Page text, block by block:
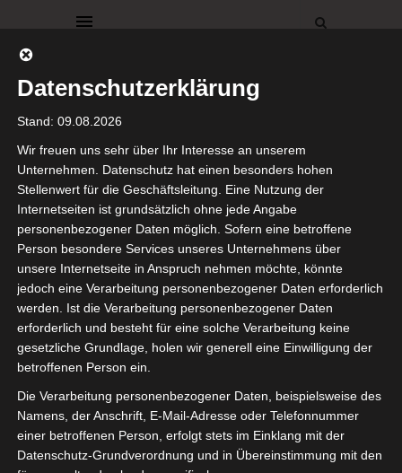
FEIERLICHKEITEN RÖDA HUS
Frohe
Weihnachten
ich wünsche euch ein schönes
Weihnachtsfest, besinnliche und
glückliche Tage mit euren
Datenschutzerklärung
Stand: 09.08.2026
Wir freuen uns sehr über Ihr Interesse an unserem
Unternehmen. Datenschutz hat einen besonders hohen
Stellenwert für die Geschäftsleitung. Eine Nutzung der
Internetseiten ist grundsätzlich ohne jede Angabe
personenbezogener Daten möglich. Sofern eine betroffene
Person besondere Services unseres Unternehmens über
unsere Internetseite in Anspruch nehmen möchte, könnte
jedoch eine Verarbeitung personenbezogener Daten erforderlich
werden. Ist die Verarbeitung personenbezogener Daten
erforderlich und besteht für eine solche Verarbeitung keine
gesetzliche Grundlage, holen wir generell eine Einwilligung der
betroffenen Person ein.
Die Verarbeitung personenbezogener Daten, beispielsweise des
Namens, der Anschrift, E-Mail-Adresse oder Telefonnummer
einer betroffenen Person, erfolgt stets im Einklang mit der
Datenschutz-Grundverordnung und in Übereinstimmung mit den